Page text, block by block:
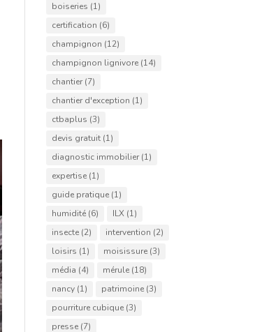
boiseries (1)
certification (6)
champignon (12)
champignon lignivore(14)
chantier(7)
chantier d'exception (1)
ctbaplus (3)
devis gratuit(1)
diagnostic immobilier(1)
expertise(1)
guide pratique(1)
humidité(6) ILX(1)
insecte(2) intervention (2)
loisirs (1) moisissure(3)
média (4) mérule(18)
nancy(1) patrimoine(3)
pourriture cubique(3)
presse(7)